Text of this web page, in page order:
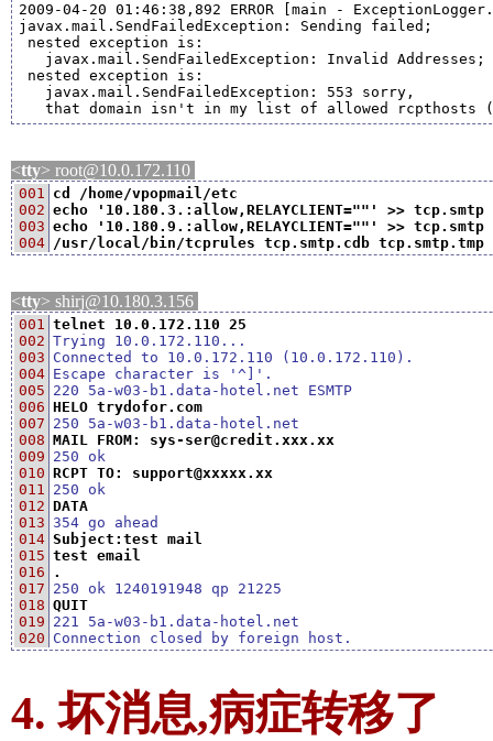
2009-04-20 01:46:38,892 ERROR [main -
javax.mail.SendFailedException: Sending failed;
nested exception is:
   javax.mail.SendFailedException: Invalid Addresses;
nested exception is:
   javax.mail.SendFailedException: 553 sorry,
that domain isn't in my list of allowed rcpthosts
<tty> root@10.0.172.110
001
002
003
004
cd /home/vpopmail/etc
echo '10.180.3.:allow,RELAYCLIENT=""' >> tcp.smtp
echo '10.180.9.:allow,RELAYCLIENT=""' >> tcp.smtp
/usr/local/bin/tcprules tcp.smtp.cdb tcp.smtp.tmp
<tty> shirj@10.180.3.156
001
002
003
004
005
006
007
008
009
010
011
012
013
014
015
016
017
018
019
020
telnet 10.0.172.110 25
Trying 10.0.172.110...
Connected to 10.0.172.110 (10.0.172.110).
Escape character is '^]'.
220 5a-w03-b1.data-hotel.net ESMTP
HELO trydofor.com
250 5a-w03-b1.data-hotel.net
MAIL FROM: sys-ser@credit.xxx.xx
250 ok
RCPT TO: support@xxxxx.xx
250 ok
DATA
354 go ahead
Subject:test mail
test email
.
250 ok 1240191948 qp 21225
QUIT
221 5a-w03-b1.data-hotel.net
Connection closed by foreign host.
4. 坏消息,病症转移了